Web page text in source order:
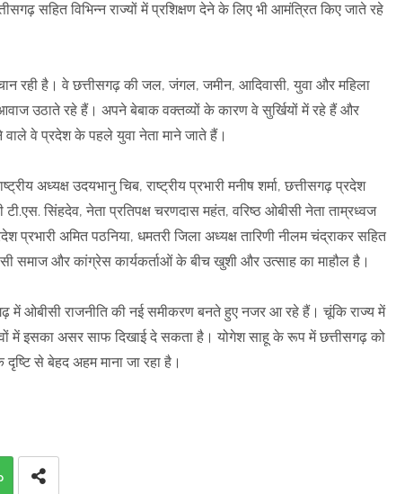
सहित विभिन्न राज्यों में प्रशिक्षण देने के लिए भी आमंत्रित किए जाते रहे
रही है। वे छत्तीसगढ़ की जल, जंगल, जमीन, आदिवासी, युवा और महिला
उठाते रहे हैं। अपने बेबाक वक्तव्यों के कारण वे सुर्खियों में रहे हैं और
वे प्रदेश के पहले युवा नेता माने जाते हैं।
अध्यक्ष उदयभानु चिब, राष्ट्रीय प्रभारी मनीष शर्मा, छत्तीसगढ़ प्रदेश
सिंहदेव, नेता प्रतिपक्ष चरणदास महंत, वरिष्ठ ओबीसी नेता ताम्रध्वज
अमित पठनिया, धमतरी जिला अध्यक्ष तारिणी नीलम चंद्राकर सहित
समाज और कांग्रेस कार्यकर्ताओं के बीच खुशी और उत्साह का माहौल है।
में ओबीसी राजनीति की नई समीकरण बनते हुए नजर आ रहे हैं। चूंकि राज्य में
में इसका असर साफ दिखाई दे सकता है। योगेश साहू के रूप में छत्तीसगढ़ को
से बेहद अहम माना जा रहा है।